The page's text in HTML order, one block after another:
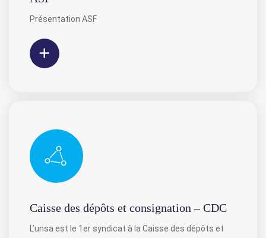
⁣⁣Présentation ASF
Caisse des dépôts et consignation – CDC
L’unsa est le 1er syndicat à la Caisse des dépôts et